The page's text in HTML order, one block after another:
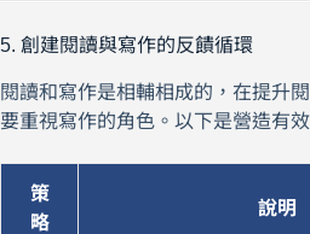
5. 創建閱讀與寫作的反饋循環
閱讀和寫作是相輔相成的，在提升
要重視寫作的角色。以下是營造有
策
略
說明